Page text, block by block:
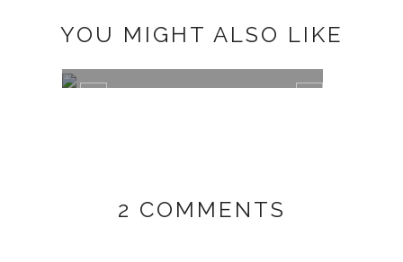
YOU MIGHT ALSO LIKE
2 COMMENTS